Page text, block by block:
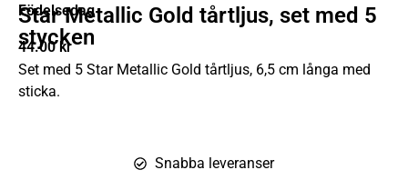
Födelsedag
Star Metallic Gold tårtljus, set med 5
stycken
44.00kr
Set med 5 Star Metallic Gold tårtljus, 6,5 cm långa med
sticka.
Snabba leveranser